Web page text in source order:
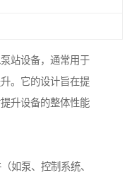
站设备，通常用于
。它的设计旨在提
升设备的整体性能
如泵、控制系统、